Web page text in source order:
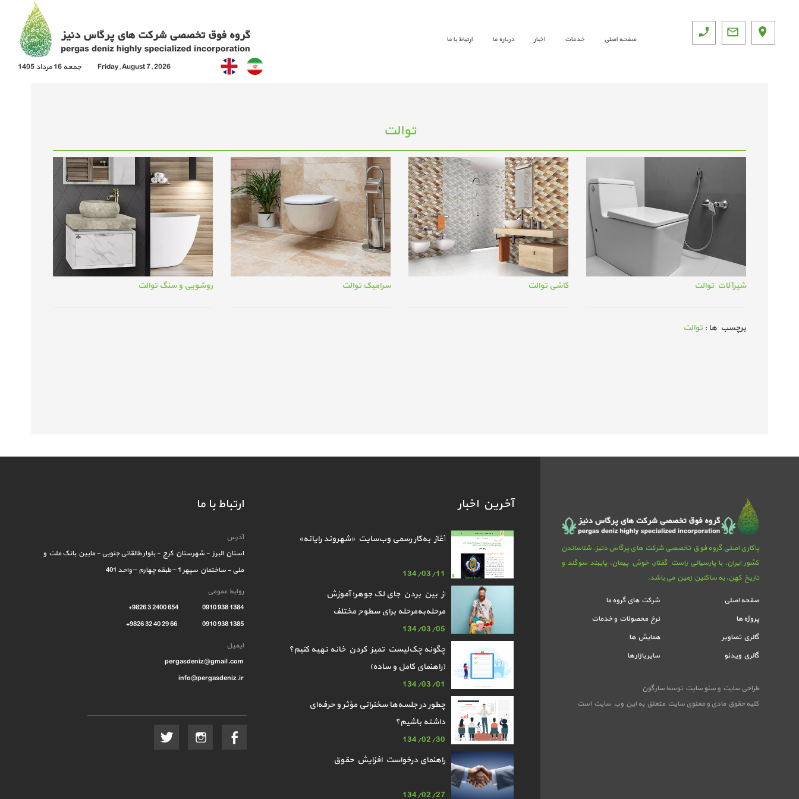
صفحه اصلی خدمات اخبار درباره ما ارتباط با ما
جمعه 16 مرداد 1405 Friday, August 7, 2026
توالت
شیرآلات توالت کاشی توالت سرامیک توالت روشویی و سنگ توالت
برچسب ها :توالت
ارتباط با ما
آدرس
استان البرز - شهرستان کرج - بلوار طالقانی جنوبی - مابین بانک ملت و
ملی - ساختمان سپهر 1 – طبقه چهارم – واحد 401
روابط عمومی
1384 938 0910 654 2400 3 9826+
1385 938 0910 66 29 40 32 9826+
ایمیل
pergasdeniz@gmail.com
info@pergasdeniz.ir
آخرین اخبار
آغاز به‌کار رسمی وب‌سایت «شهروند رایانه»
134/03/11
از بین بردن جای لک جوهر؛ آموزش
مرحله‌به‌مرحله برای سطوح مختلف
134/03/05
چگونه چک‌لیست تمیز کردن خانه تهیه کنیم؟
(راهنمای کامل و ساده)
134/03/01
چطور در جلسه‌ها سخنرانی مؤثر و حرفه‌ای
داشته باشیم؟
134/02/30
راهنمای درخواست افزایش حقوق
134/02/27
پاکاری اصلی گروه فوق تخصصی شرکت های پرگاس دنیز، شناساندن
کشور ایران، با پارسیانی راست گفتار، خوش پیمان، پایبند سوگند و
تاریخ کهن، به ساکنین زمین می باشد.
صفحه اصلی
شرکت های گروه ما
پروژه ها
نرخ محصولات و خدمات
گالري تصاوير
همایش ها
گالري ويدئو
سایر بازار ها
طراحی سایتو سئو سایتتوسط سارگون
کلیه حقوق مادی و معنوی سایت متعلق به این وب سایت است